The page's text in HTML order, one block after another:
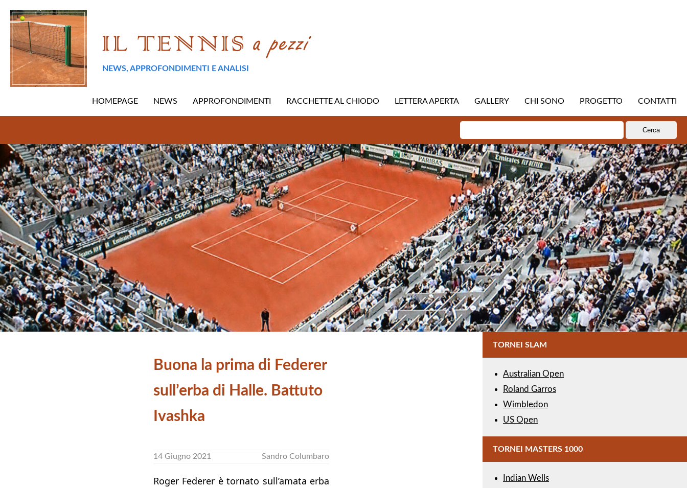
NEWS, APPROFONDIMENTI E ANALISI
HOMEPAGE NEWS APPROFONDIMENTI RACCHETTE AL CHIODO LETTERA APERTA GALLERY CHI SONO PROGETTO CONTATTI
per:
Buona la prima di Federer
sull’erba di Halle. Battuto
Ivashka
14 Giugno 2021 Sandro Columbaro
Roger Federer è tornato sull’amata erba
TORNEI SLAM
Australian Open
Roland Garros
Wimbledon
US Open
TORNEI MASTERS 1000
Indian Wells